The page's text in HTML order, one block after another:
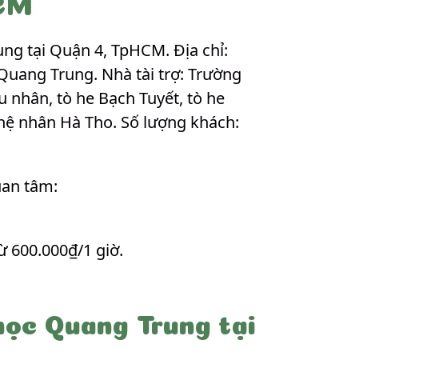
tại Quận 4, TpHCM. Địa chỉ:
Trung. Nhà tài trợ: Trường
nhân, tò he Bạch Tuyết, tò he
nhân Hà Tho. Số lượng khách:
tâm:
600.000₫/1 giờ.
Quang Trung tại